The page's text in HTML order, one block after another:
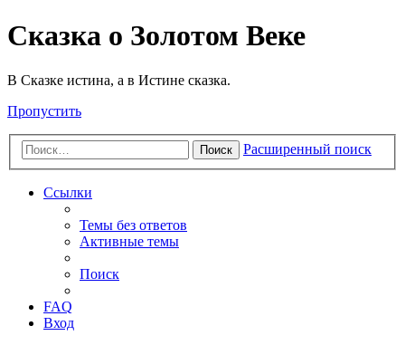
Сказка о Золотом Веке
В Сказке истина, а в Истине сказка.
Пропустить
Поиск Расширенный поиск
Ссылки
Темы без ответов
Активные темы
Поиск
FAQ
Вход